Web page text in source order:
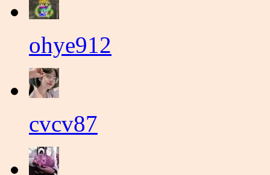
ohye912
cvcv87